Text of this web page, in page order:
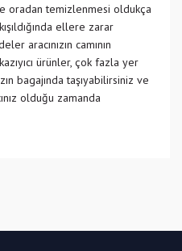
ve oradan temizlenmesi oldukça
ellere zarar
aracınızın camının
ürünler, çok fazla yer
bagajında taşıyabilirsiniz ve
olduğu zamanda